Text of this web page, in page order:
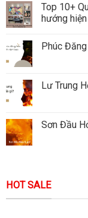
Top 10+
hướng
Phúc
Lư Trung
Sơn Đầu
HOT SALE